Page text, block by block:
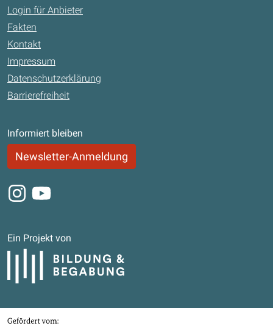
Login für Anbieter
Fakten
Kontakt
Impressum
Datenschutzerklärung
Barrierefreiheit
Informiert bleiben
Newsletter-Anmeldung
Instagram
Youtube
Ein Projekt von
Bildung und Begabung
Gefördert von
Bundesministerium für Bildung, Familie, Senioren, Frauen und Jugend